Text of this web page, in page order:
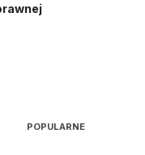
POPULARNE